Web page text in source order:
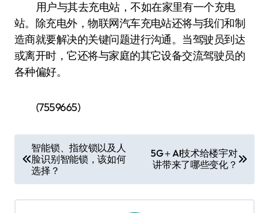
用户与其去充电站，不如在家里有一个充电
站。除充电外，物联网汽车充电站还将与我们和制
造商就要解决的关键问题进行沟通。当驾驶员到达
或离开时，它还将与家庭的其它设备交流驾驶员的
各种偏好。
(7559665)
章
导
航
智能锁、指纹锁以及人
脸识别智能锁，该如何
选择？
5G＋AI技术给楼宇对
讲带来了哪些变化？